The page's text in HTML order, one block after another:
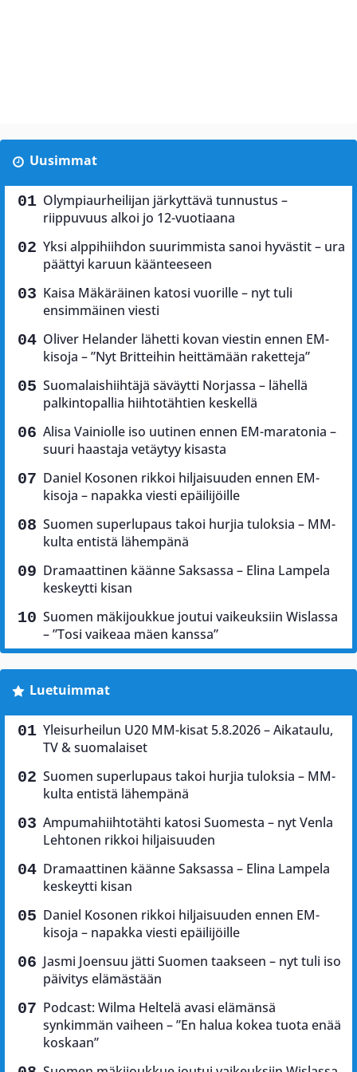
Uusimmat
Olympiaurheilijan järkyttävä tunnustus –
riippuvuus alkoi jo 12-vuotiaana
Yksi alppihiihdon suurimmista sanoi hyvästit – ura
päättyi karuun käänteeseen
Kaisa Mäkäräinen katosi vuorille – nyt tuli
ensimmäinen viesti
Oliver Helander lähetti kovan viestin ennen EM-
kisoja – ”Nyt Britteihin heittämään raketteja”
Suomalaishiihtäjä säväytti Norjassa – lähellä
palkintopallia hiihtotähtien keskellä
Alisa Vainiolle iso uutinen ennen EM-maratonia –
suuri haastaja vetäytyy kisasta
Daniel Kosonen rikkoi hiljaisuuden ennen EM-
kisoja – napakka viesti epäilijöille
Suomen superlupaus takoi hurjia tuloksia – MM-
kulta entistä lähempänä
Dramaattinen käänne Saksassa – Elina Lampela
keskeytti kisan
Suomen mäkijoukkue joutui vaikeuksiin Wislassa
– ”Tosi vaikeaa mäen kanssa”
Luetuimmat
Yleisurheilun U20 MM-kisat 5.8.2026 – Aikataulu,
TV & suomalaiset
Suomen superlupaus takoi hurjia tuloksia – MM-
kulta entistä lähempänä
Ampumahiihtotähti katosi Suomesta – nyt Venla
Lehtonen rikkoi hiljaisuuden
Dramaattinen käänne Saksassa – Elina Lampela
keskeytti kisan
Daniel Kosonen rikkoi hiljaisuuden ennen EM-
kisoja – napakka viesti epäilijöille
Jasmi Joensuu jätti Suomen taakseen – nyt tuli iso
päivitys elämästään
Podcast: Wilma Heltelä avasi elämänsä
synkimmän vaiheen – ”En halua kokea tuota enää
koskaan”